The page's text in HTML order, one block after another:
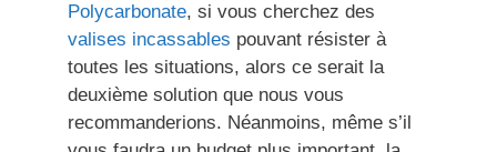
Polycarbonate, si vous cherchez des
valises incassables pouvant résister à
toutes les situations, alors ce serait la
deuxième solution que nous vous
recommanderions. Néanmoins, même s’il